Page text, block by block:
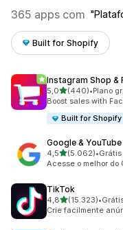
365 apps com
Built for Shopify
Instagram Shop &
5,0de 5 estrelas
(440)
440 avaliações ao
•Plano
Boost sales with
Built for Shopify
Google & YouTube
4,5de 5 estrelas
(5.062)
5062 avaliações ao
•
Acesse o melhor do
TikTok
4,8de 5 estrelas
(15.323)
15323 avaliações
•
Crie facilmente